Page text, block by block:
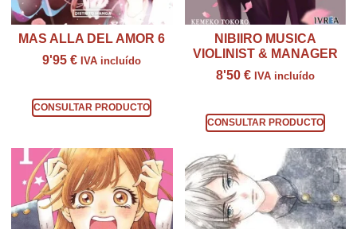
MAS ALLA DEL AMOR 6
9'95€ IVA incluído
CONSULTAR PRODUCTO
NIBIIRO MUSICA
VIOLINIST & MANAGER
8'50 € IVA incluído
CONSULTAR PRODUCTO